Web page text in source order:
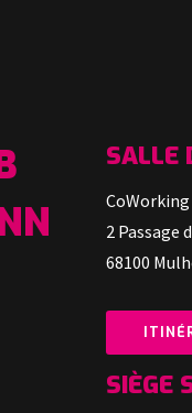
SALLE
2 Passage
68100
SIÈGE